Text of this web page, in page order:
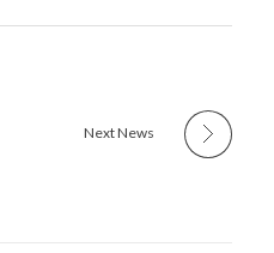
Next News